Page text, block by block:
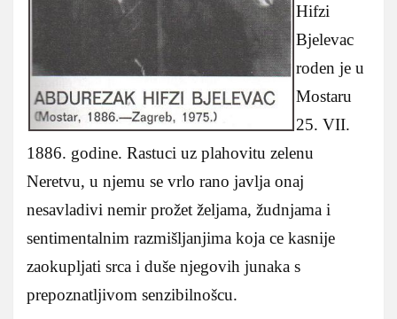
Hifzi
Bjelevac
roden je u
Mostaru
25. VII.
1886. godine. Rastuci uz plahovitu zelenu
Neretvu, u njemu se vrlo rano javlja onaj
nesavladivi nemir prožet željama, žudnjama i
sentimentalnim razmišljanjima koja ce kasnije
zaokupljati srca i duše njegovih junaka s
prepoznatljivom senzibilnošcu.